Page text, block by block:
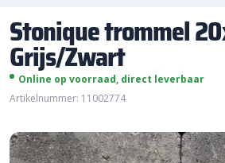
Stonique trommel
Grijs/Zwart
Online op voorraad, direct leverbaar
Artikelnummer: 11002774